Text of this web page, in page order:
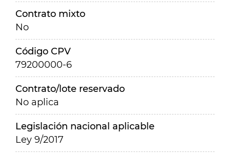
Contrato mixto
No
Código CPV
79200000-6
Contrato/lote reservado
No aplica
Legislación nacional aplicable
Ley 9/2017